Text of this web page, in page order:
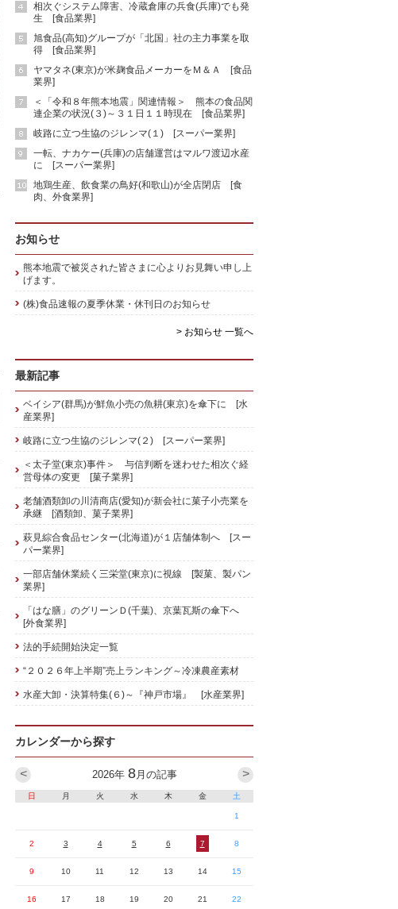
相次ぐシステム障害、冷蔵倉庫の兵食(兵庫)でも発
生 [食品業界]
旭食品(高知)グループが「北国」社の主力事業を取
得 [食品業界]
ヤマタネ(東京)が米麹食品メーカーをＭ＆Ａ [食品
業界]
＜「令和８年熊本地震」関連情報＞ 熊本の食品関
連企業の状況(３)～３１日１１時現在 [食品業界]
岐路に立つ生協のジレンマ(１) [スーパー業界]
一転、ナカケー(兵庫)の店舗運営はマルワ渡辺水産
に [スーパー業界]
地鶏生産、飲食業の鳥好(和歌山)が全店閉店 [食
肉、外食業界]
お知らせ
熊本地震で被災された皆さまに心よりお見舞い申し上
げます。
(株)食品速報の夏季休業・休刊日のお知らせ
> お知らせ 一覧へ
最新記事
ベイシア(群馬)が鮮魚小売の魚耕(東京)を傘下に [水
産業界]
岐路に立つ生協のジレンマ(２) [スーパー業界]
＜太子堂(東京)事件＞ 与信判断を迷わせた相次ぐ経
営母体の変更 [菓子業界]
老舗酒類卸の川清商店(愛知)が新会社に菓子小売業を
承継 [酒類卸、菓子業界]
萩見綜合食品センター(北海道)が１店舗体制へ [スー
パー業界]
一部店舗休業続く三栄堂(東京)に視線 [製菓、製パン
業界]
「はな膳」のグリーンＤ(千葉)、京葉瓦斯の傘下へ
[外食業界]
法的手続開始決定一覧
“２０２６年上半期”売上ランキング～冷凍農産素材
水産大卸・決算特集(６)～『神戸市場』 [水産業界]
カレンダーから探す
2026年 8月の記事 >
<
日 月 火 水 木 金 土
1
2 3 4 5 6 7 8
9 10 11 12 13 14 15
16 17 18 19 20 21 22